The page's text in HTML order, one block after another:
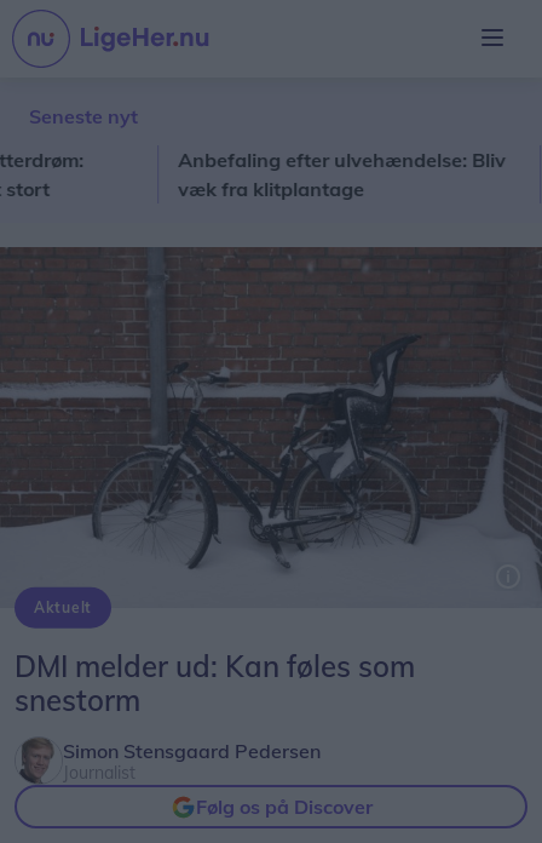
Seneste nyt
Anbefaling efter ulvehændelse: Bliv
væk fra klitplantage
Aktuelt
DMI melder ud: Kan føles som
snestorm
Simon Stensgaard Pedersen
Journalist
Følg os på Discover